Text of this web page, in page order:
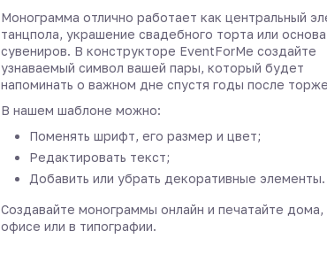
Монограмма отлично работает как центральный
танцпола, украшение свадебного торта или
сувениров. В конструкторе EventForMe создайте
узнаваемый символ вашей пары, который будет
напоминать о важном дне спустя годы после
В нашем шаблоне можно:
Поменять шрифт, его размер и цвет;
Редактировать текст;
Добавить или убрать декоративные элементы.
Создавайте монограммы онлайн и печатайте дома,
офисе или в типографии.